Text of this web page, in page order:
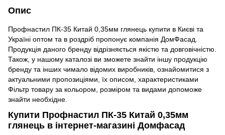
Опис
Профнастил ПК-35 Китай 0,35мм глянець купити в Києві та
Україні оптом та в роздріб пропонує компанія ДомФасад.
Продукція даного бренду відрізняється якістю та довговічністю.
Також, у нашому каталозі ви зможете знайти іншу продукцію
бренду та інших чимало відомих виробників, ознайомитися з
актуальними пропозиціями, їх описом, характеристиками
Фільтр товару за кольором, розміром та видами допоможе
знайти необхідне.
Купити Профнастил ПК-35 Китай 0,35мм
глянець в інтернет-магазині Домфасад